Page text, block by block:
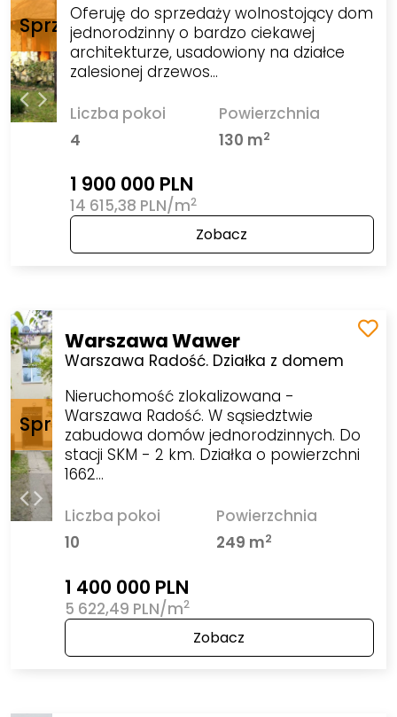
Oferuję do sprzedaży wolnostojący dom
jednorodzinny o bardzo ciekawej
architekturze, usadowiony na działce
zalesionej drzewos…
Liczba pokoi
4
Powierzchnia
130 m2
1 900 000 PLN
14 615,38 PLN/m2
Zobacz
Warszawa Wawer
Warszawa Radość. Działka z domem
Nieruchomość zlokalizowana -
Warszawa Radość. W sąsiedztwie
zabudowa domów jednorodzinnych. Do
stacji SKM - 2 km. Działka o powierzchni
1662…
Liczba pokoi
10
Powierzchnia
249 m2
1 400 000 PLN
5 622,49 PLN/m2
Zobacz